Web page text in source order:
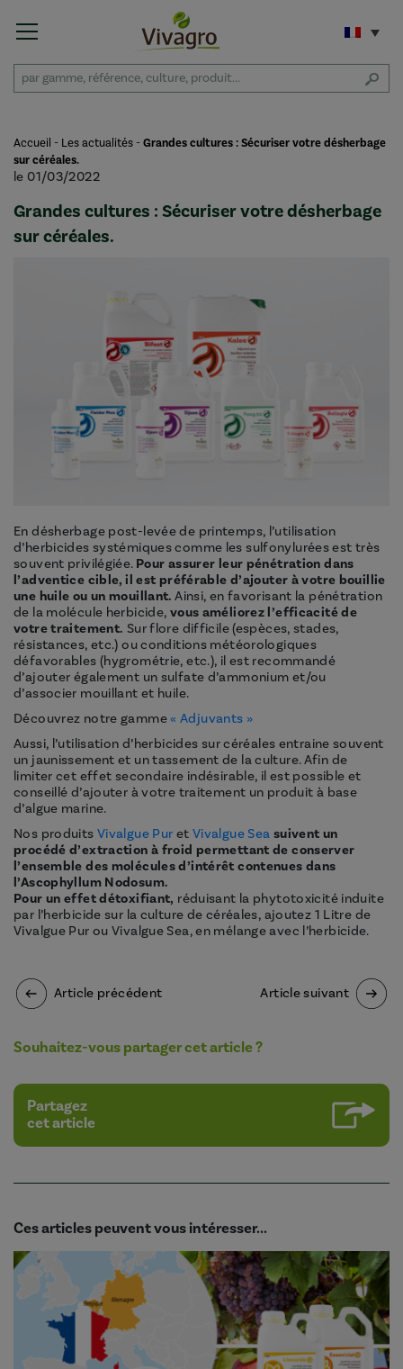
Accueil - Les actualités -Grandes cultures : Sécuriser votre désherbage
sur céréales.
le 01/03/2022
Grandes cultures : Sécuriser votre désherbage
sur céréales.
En désherbage post-levée de printemps, l’utilisation
d’herbicides systémiques comme les sulfonylurées est très
souvent privilégiée. Pour assurer leur pénétration dans
l’adventice cible, il est préférable d’ajouter à votre bouillie
une huile ou un mouillant.Ainsi, en favorisant la pénétration
de la molécule herbicide, vous améliorez l’efficacité de
votre traitement. Sur flore difficile (espèces, stades,
résistances, etc.) ou conditions météorologiques
défavorables (hygrométrie, etc.), il est recommandé
d’ajouter également un sulfate d’ammonium et/ou
d’associer mouillant et huile.
Découvrez notre gamme« Adjuvants »
Aussi, l’utilisation d’herbicides sur céréales entraine souvent
un jaunissement et un tassement de la culture. Afin de
limiter cet effet secondaire indésirable, il est possible et
conseillé d’ajouter à votre traitement un produit à base
d’algue marine.
Nos produits Vivalgue Pur et Vivalgue Sea suivent un
procédé d’extraction à froid permettant de conserver
l’ensemble des molécules d’intérêt contenues dans
l’Ascophyllum Nodosum.
Pour un effet détoxifiant, réduisant la phytotoxicité induite
par l’herbicide sur la culture de céréales, ajoutez 1 Litre de
Vivalgue Pur ou Vivalgue Sea, en mélange avec l’herbicide.
Article précédent Article suivant
Souhaitez-vous partager cet article ?
Partagez
cet article
Ces articles peuvent vous intéresser...